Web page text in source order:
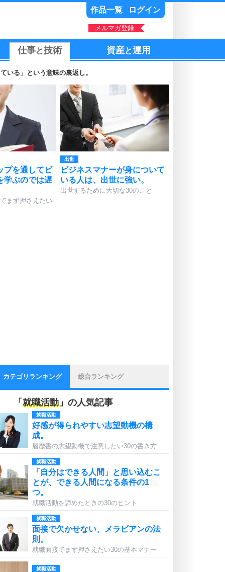
作品一覧 ログイン
メルマガ登録
仕事と技術 資産と運用
いる」という意味の裏返し。
プを通してビ
学ぶのでは遅
まず押さえたい
出世
ビジネスマナーが身について
いる人は、出世に強い。
出世するために大切な30のこと
カテゴリランキング 総合ランキング
「 就職活動 」の人気記事
就職活動
好感が得られやすい志望動機の構
成。
履歴書の志望動機で注意したい30の書き方
就職活動
「自分はできる人間」と思い込むこ
とが、できる人間になる条件の1
つ。
就職活動を諦めたときの30のヒント
就職活動
面接で欠かせない、メラビアンの法
則。
就職面接でまず押さえたい30の基本マナー
就職活動